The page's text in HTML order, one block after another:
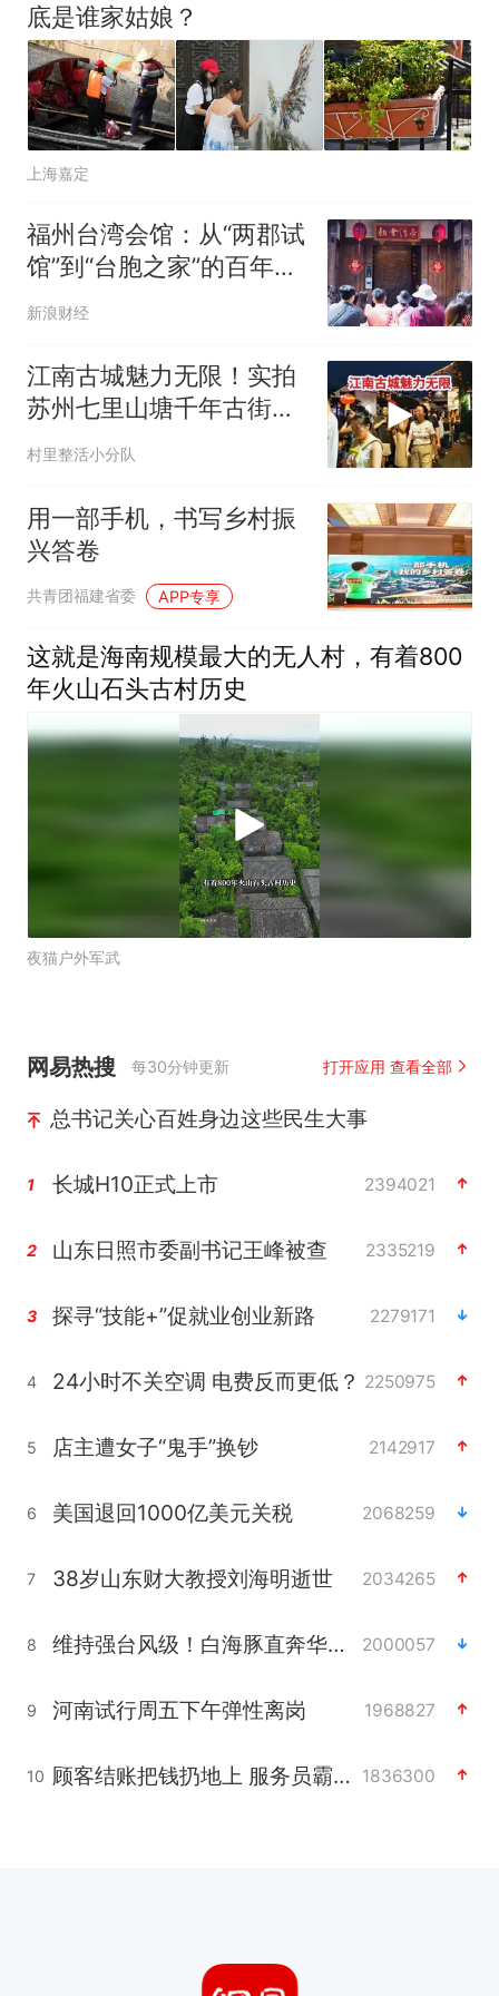
底是谁家姑娘？
上海嘉定
福州台湾会馆：从“两郡试
馆”到“台胞之家”的百年文
脉传承
新浪财经
江南古城魅力无限！实拍
苏州七里山塘千年古街！
真是不错
村里整活小分队
用一部手机，书写乡村振
兴答卷
共青团福建省委 APP专享
这就是海南规模最大的无人村，有着800
年火山石头古村历史
夜猫户外军武
网易热搜 每30分钟更新 打开应用 查看全部
总书记关心百姓身边这些民生大事
1 长城H10正式上市 2394021
2 山东日照市委副书记王峰被查 2335219
3 探寻“技能+”促就业创业新路 2279171
4 24小时不关空调 电费反而更低？ 2250975
5 店主遭女子“鬼手”换钞 2142917
6 美国退回1000亿美元关税 2068259
7 38岁山东财大教授刘海明逝世 2034265
8 维持强台风级！白海豚直奔华东沿海 2000057
9 河南试行周五下午弹性离岗 1968827
10 顾客结账把钱扔地上 服务员霸气扔回 1836300